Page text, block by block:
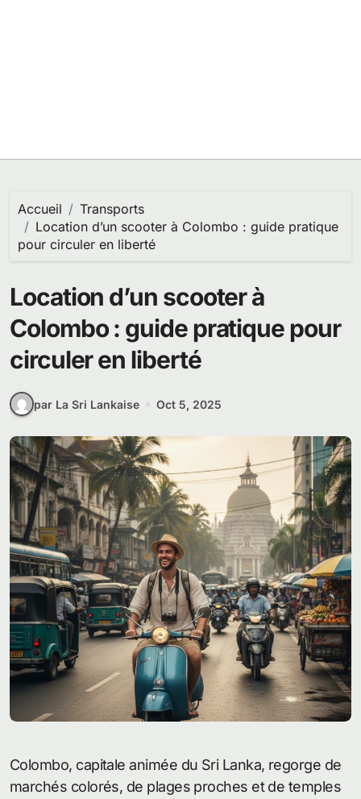
Accueil
Transports
Location d’un scooter à Colombo : guide pratique
pour circuler en liberté
Location d’un scooter à
Colombo : guide pratique pour
circuler en liberté
par La Sri Lankaise Oct 5, 2025
Colombo, capitale animée du Sri Lanka, regorge de
marchés colorés, de plages proches et de temples